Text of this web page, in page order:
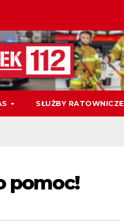
SŁUŻBY RATOWNICZE
pomoc!